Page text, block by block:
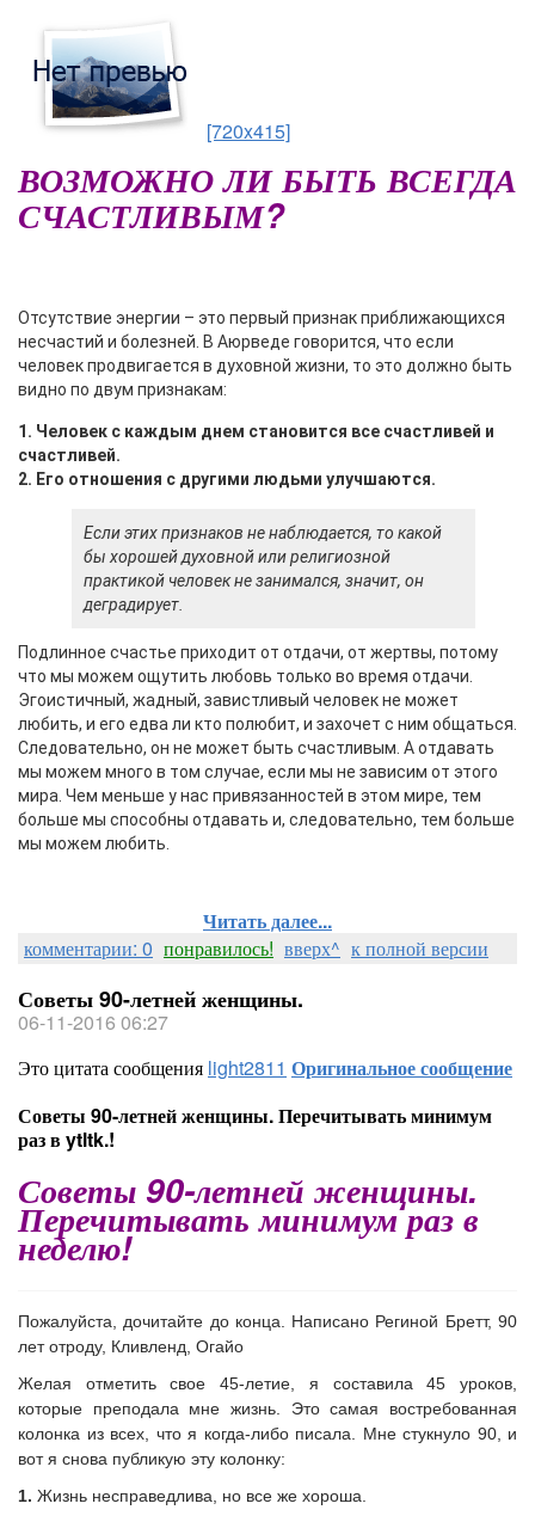
[720x415]
ВОЗМОЖНО ЛИ БЫТЬ ВСЕГДА
СЧАСТЛИВЫМ?
Отсутствие энергии – это первый признак приближающихся
несчастий и болезней. В Аюрведе говорится, что если
человек продвигается в духовной жизни, то это должно быть
видно по двум признакам:
1. Человек с каждым днем становится все счастливей и
счастливей.
2. Его отношения с другими людьми улучшаются.
Если этих признаков не наблюдается, то какой
бы хорошей духовной или религиозной
практикой человек не занимался, значит, он
деградирует.
Подлинное счастье приходит от отдачи, от жертвы, потому
что мы можем ощутить любовь только во время отдачи.
Эгоистичный, жадный, завистливый человек не может
любить, и его едва ли кто полюбит, и захочет с ним общаться.
Следовательно, он не может быть счастливым. А отдавать
мы можем много в том случае, если мы не зависим от этого
мира. Чем меньше у нас привязанностей в этом мире, тем
больше мы способны отдавать и, следовательно, тем больше
мы можем любить.
Читать далее...
комментарии: 0 понравилось! вверх^ к полной версии
Советы 90-летней женщины.
06-11-2016 06:27
Это цитата сообщения light2811 Оригинальное сообщение
Советы 90-летней женщины. Перечитывать минимум
раз в ytltk.!
Советы 90-летней женщины.
Перечитывать минимум раз в
неделю!
Пожалуйста, дочитайте до конца. Написано Региной Бретт, 90
лет отроду, Кливленд, Огайо
Желая отметить свое 45-летие, я составила 45 уроков,
которые преподала мне жизнь. Это самая востребованная
колонка из всех, что я когда-либо писала. Мне стукнуло 90, и
вот я снова публикую эту колонку:
1. Жизнь несправедлива, но все же хороша.